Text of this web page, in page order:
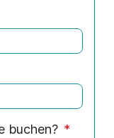
buchen? *